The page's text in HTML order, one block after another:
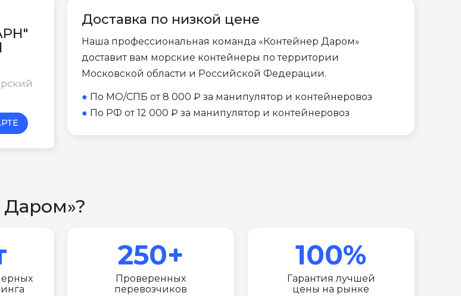
Доставка по низкой цене
Наша профессиональная команда «Контейнер Даром»
доставит вам морские контейнеры по территории
Московской области и Российской Федерации.
● По МО/СПБ от 8 000 ₽ за манипулятор и контейнеровоз
● По РФ от 12 000 ₽ за манипулятор и контейнеровоз
250+
Проверенных
перевозчиков
100%
Гарантия лучшей
цены на рынке